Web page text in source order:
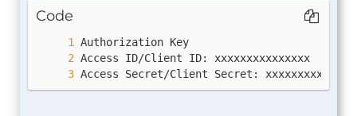
Code
Access Secret/Client Secret: